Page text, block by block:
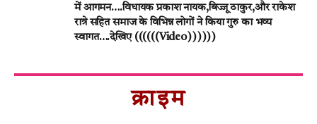
में आगमन….विधायक प्रकाश नायक,बिज्जू ठाकुर,और राकेश
रात्रे सहित समाज के विभिन्न लोगों ने किया गुरु का भव्य
स्वागत….देखिए ((((((Video))))))
क्राइम